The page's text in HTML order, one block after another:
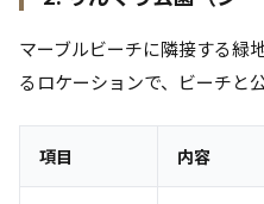
マーブルビーチに隣接する緑
るロケーションで、ビーチと
項目 内容